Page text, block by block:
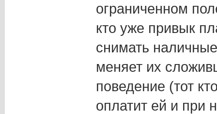
ограниченном
кто уже привык
снимать
меняет их
поведение (тот
оплатит ей и при